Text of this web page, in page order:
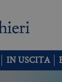
IN USCITA